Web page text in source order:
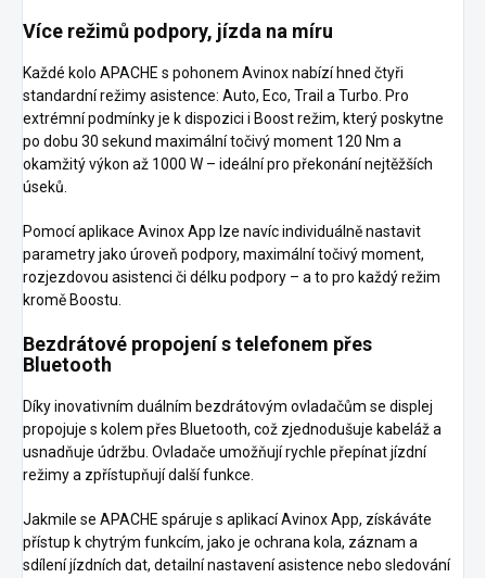
Více režimů podpory, jízda na míru
Každé kolo APACHE s pohonem Avinox nabízí hned čtyři
standardní režimy asistence: Auto, Eco, Trail a Turbo. Pro
extrémní podmínky je k dispozici i Boost režim, který poskytne
po dobu 30 sekund maximální točivý moment 120 Nm a
okamžitý výkon až 1000 W – ideální pro překonání nejtěžších
úseků.
Pomocí aplikace Avinox App lze navíc individuálně nastavit
parametry jako úroveň podpory, maximální točivý moment,
rozjezdovou asistenci či délku podpory – a to pro každý režim
kromě Boostu.
Bezdrátové propojení s telefonem přes
Bluetooth
Díky inovativním duálním bezdrátovým ovladačům se displej
propojuje s kolem přes Bluetooth, což zjednodušuje kabeláž a
usnadňuje údržbu. Ovladače umožňují rychle přepínat jízdní
režimy a zpřístupňují další funkce.
Jakmile se APACHE spáruje s aplikací Avinox App, získáváte
přístup k chytrým funkcím, jako je ochrana kola, záznam a
sdílení jízdních dat, detailní nastavení asistence nebo sledování